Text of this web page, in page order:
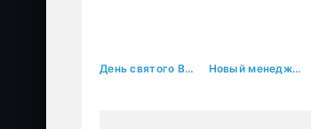
День святого Валентина Новый менеджер